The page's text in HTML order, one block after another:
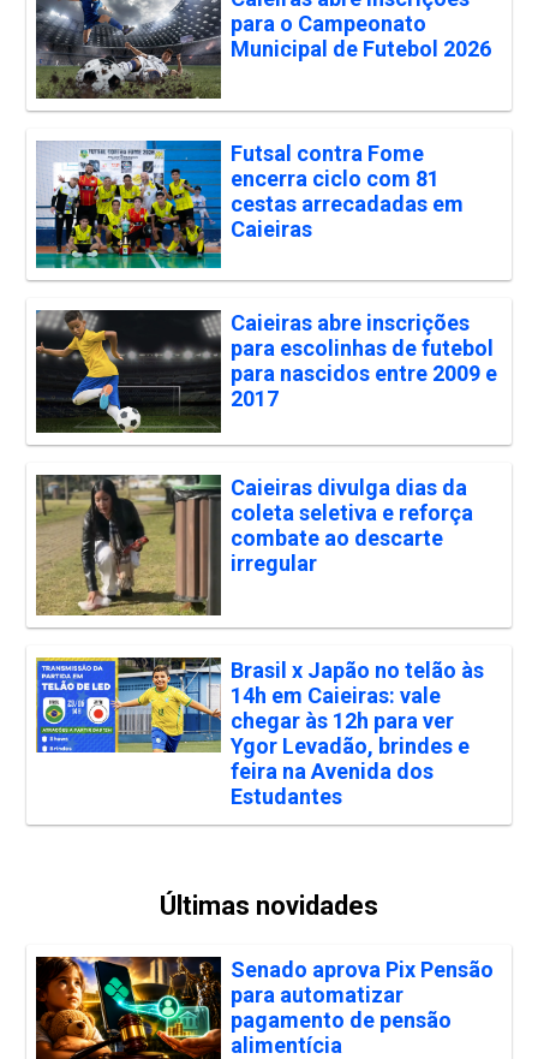
para o Campeonato
Municipal de Futebol 2026
Futsal contra Fome
encerra ciclo com 81
cestas arrecadadas em
Caieiras
Caieiras abre inscrições
para escolinhas de futebol
para nascidos entre 2009 e
2017
Caieiras divulga dias da
coleta seletiva e reforça
combate ao descarte
irregular
Brasil x Japão no telão às
14h em Caieiras: vale
chegar às 12h para ver
Ygor Levadão, brindes e
feira na Avenida dos
Estudantes
Últimas novidades
Senado aprova Pix Pensão
para automatizar
pagamento de pensão
alimentícia